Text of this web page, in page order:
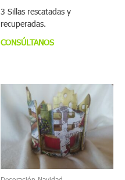
la
página
producto
3 Sillas rescatadas y
recuperadas.
CONSÚLTANOS